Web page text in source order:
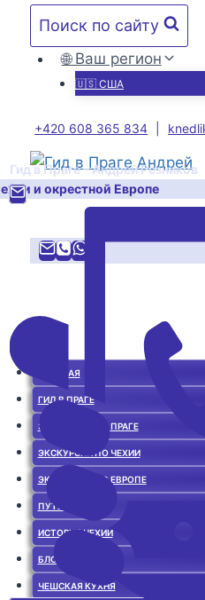
Перейти
содержимому
Поиск по сайту
🌐 Ваш регион
🇺🇸 США
+420 608 365 834
Гид в Праге – Андрей Резников
и окрестной Европе
ГЛАВНАЯ
ГИД В ПРАГЕ
ЭКСКУРСИИ ПО ПРАГЕ
ЭКСКУРСИИ ПО ЧЕХИИ
ЭКСКУРСИИ ПО ЕВРОПЕ
ПУТЕВОДИТЕЛЬ
ИСТОРИЯ ЧЕХИИ
БЛОГ О ЧЕХИИ
ЧЕШСКАЯ КУХНЯ